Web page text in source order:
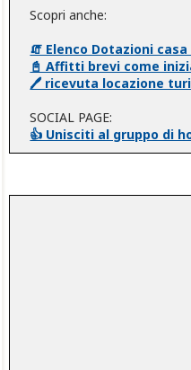
Scopri anche:
🧯 Elenco Dotazioni
📓 Affitti brevi come
🖊️ ricevuta locazione
SOCIAL PAGE:
👍 Unisciti al gruppo di